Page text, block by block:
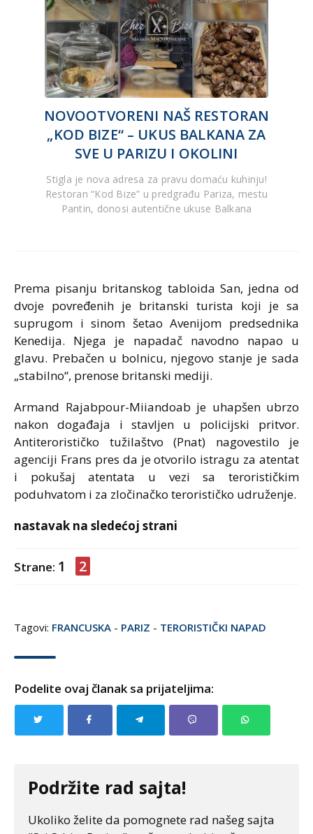
NOVOOTVORENI NAŠ RESTORAN
„KOD BIZE“ – UKUS BALKANA ZA
SVE U PARIZU I OKOLINI
Stigla je nova adresa za pravu domaću kuhinju!
Restoran “Kod Bize” u predgrađu Pariza, mestu
Pantin, donosi autentične ukuse Balkana
Prema pisanju britanskog tabloida San, jedna od
dvoje povređenih je britanski turista koji je sa
suprugom i sinom šetao Avenijom predsednika
Kenedija. Njega je napadač navodno napao u
glavu. Prebačen u bolnicu, njegovo stanje je sada
„stabilno“, prenose britanski mediji.
Armand Rajabpour-Miiandoab je uhapšen ubrzo
nakon događaja i stavljen u policijski pritvor.
Antiterorističko tužilaštvo (Pnat) nagovestilo je
agenciji Frans pres da je otvorilo istragu za atentat
i pokušaj atentata u vezi sa terorističkim
poduhvatom i za zločinačko terorističko udruženje.
nastavak na sledećoj strani
Strane: 1 2
Tagovi: FRANCUSKA - PARIZ - TERORISTIČKI NAPAD
Podelite ovaj članak sa prijateljima:
Podržite rad sajta!
Ukoliko želite da pomognete rad našeg sajta